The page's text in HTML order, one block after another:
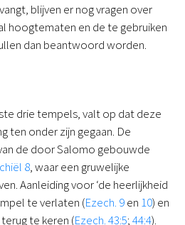
blijven er nog vragen over
hoogtematen en de te gebruiken
dan beantwoord worden.
drie tempels, valt op dat deze
ten onder zijn gegaan. De
de door Salomo gebouwde
8, waar een gruwelijke
Aanleiding voor ‘de heerlijkheid
te verlaten (Ezech. 9en 10) en
te keren (Ezech. 43:5;44:4).